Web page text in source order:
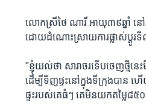
លោក​ស្រីថៃ ​ណារី ​អាយុ​៣៩​ឆ្នាំ ​នៅ​
ដោយ​ដំណោះ​ស្រាយ​ការ​ផ្លាស់​ប្តូរ​
"ខ្ញុំ​យល់​ថា​ សារាចរ​ទើប​ចេញ​ថ្មី​នេ
ដើម្បី​ទិញ​ផ្ទះ​នៅ​ក្នុង​ទី​ក្រុង​បាន​
ផ្ទះ​របស់​គេ​ធំៗ ​គេ​មិន​យក​តម្លៃ​៨៥០